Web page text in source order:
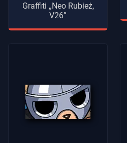
Graffiti „Neo Rubież,
V26”